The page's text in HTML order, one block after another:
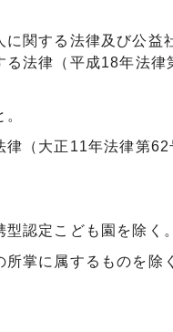
関する法律及び公
法律（平成18年法
（大正11年法律第
認定こども園を除く
掌に属するものを除